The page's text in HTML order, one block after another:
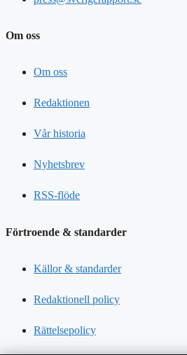
Om oss
Om oss
Redaktionen
Vår historia
Nyhetsbrev
RSS-flöde
Förtroende & standarder
Källor & standarder
Redaktionell policy
Rättelsepolicy